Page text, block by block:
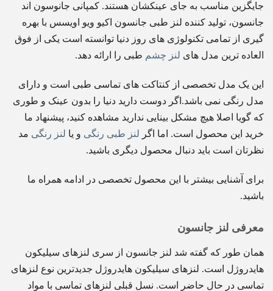
جایگزین مناسب به جای عینکشان هستند. کمپانی جانوسون اند
جانسون، تولید کننده لنز طبی جانسون اکیو ویو اویسس با بهره
گیری از تمامی تکنولوژی های روز دنیا توانسته است یکی از فوق
العاده ترین مدل های لنز چشم طبی را ارائه دهد.
این یک مدل تخصصی از کنتاکت های تماسی طبی است و دارای
مدل رنگی نمی باشد.اگر دوست دارید دنیا را بدون عینک و طوری
که گویا اصلا هیچ مشکل بینایی ندارید مشاهده کنید، پیشنهاد ما
خرید این محصول است. اما اگر لنز طبی رنگی و یا لنز رنگی مد
نظرتان است باید دنبال محصول دیگری باشید.
برای آشنایی بیشتر با این محصول تخصصی در ادامه همراه ما
باشید.
معرفی لنز جانسون
همان طور که گفته شد لنز جانسون از سری لنزهای سیلیکون
هایدروژل است. لنزهای سیلیکون هایدروژل جدیدترین نوع لنزهای
تماسی در حال حاضر است. نسل قبلی لنزهای تماسی با مواد